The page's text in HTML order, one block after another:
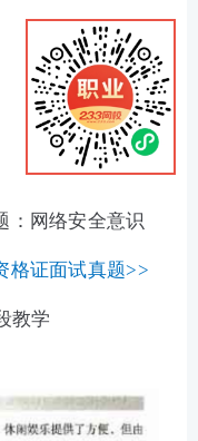
：网络安全意识
格证面试真题>>
教学